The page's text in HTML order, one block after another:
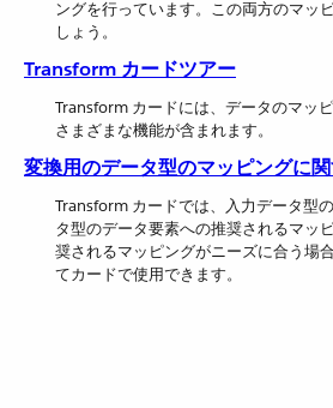
ングを行っています。この両方のマッ
しょう。
Transform カードツアー
Transform カードには、データのマッ
さまざまな機能が含まれます。
変換用のデータ型のマッピングに
Transform カードでは、入力データ型
タ型のデータ要素への推奨されるマッ
奨されるマッピングがニーズに合う場
てカードで使用できます。